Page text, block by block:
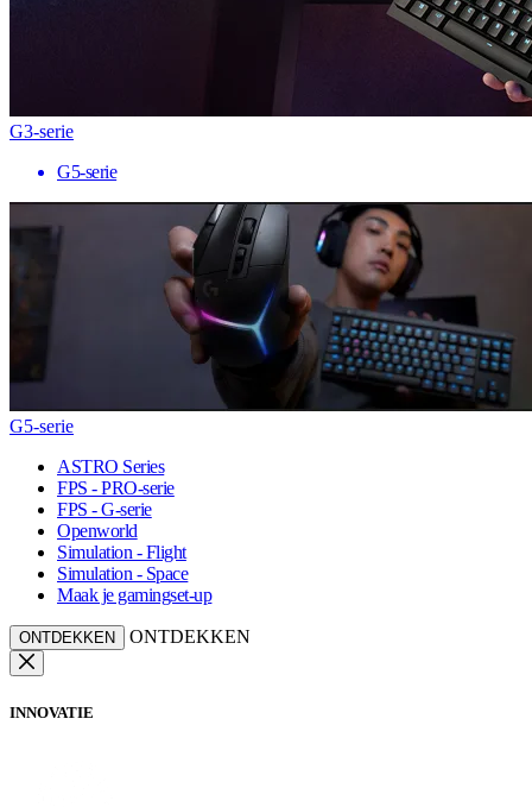
G3-serie
G5-serie
G5-serie
ASTRO Series
FPS - PRO-serie
FPS - G-serie
Openworld
Simulation - Flight
Simulation - Space
Maak je gamingset-up
ONTDEKKEN ONTDEKKEN
INNOVATIE